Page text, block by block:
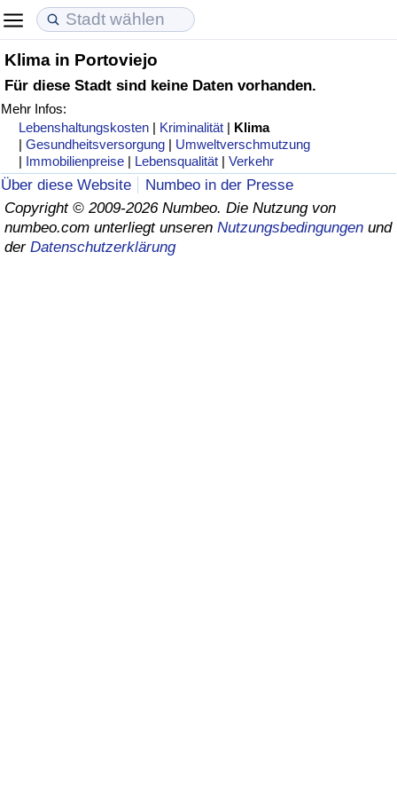
Klima in Portoviejo
Für diese Stadt sind keine Daten vorhanden.
Mehr Infos:
Lebenshaltungskosten | Kriminalität | Klima
|Gesundheitsversorgung | Umweltverschmutzung
| Immobilienpreise | Lebensqualität |Verkehr
Über diese Website
Numbeo in der Presse
Copyright © 2009-2026 Numbeo. Die Nutzung von
numbeo.com unterliegt unseren Nutzungsbedingungen und
der Datenschutzerklärung
Lebenshaltungskosten
Lebenshaltungskosten-Index (aktuell)
Lebenshaltungskosten-Index
Lebenshaltungskosten-Index nach Land
in Akaba
Immobilienpreise
Immobilienpreis-Index (aktuell)
Immobilienpreis-Index
Immobilienpreis-Index nach Land
Lebensqualität
Lebensqualität-Index
Lebensqualität-Index (aktuell)
Lebensqualitätsindex nach Land
Kriminalität